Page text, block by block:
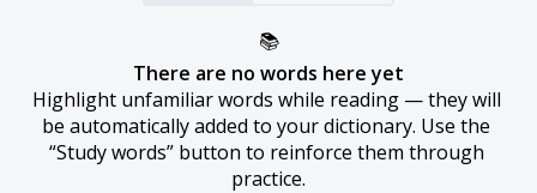
📚
There are no words here yet
Highlight unfamiliar words while reading — they will
be automatically added to your dictionary. Use the
“Study words” button to reinforce them through
practice.